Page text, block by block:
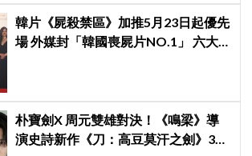
韓片《屍殺禁區》加推5月23日起優先
場 外媒封「韓國喪屍片NO.1」 六大角
朴寶劍X 周元雙雄對決！《鳴梁》導
演史詩新作《刀：高豆莫汗之劍》3月